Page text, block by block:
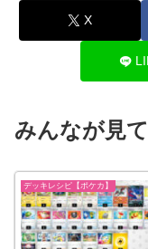
X
みんなが見
デッキレシピ【ポケカ】